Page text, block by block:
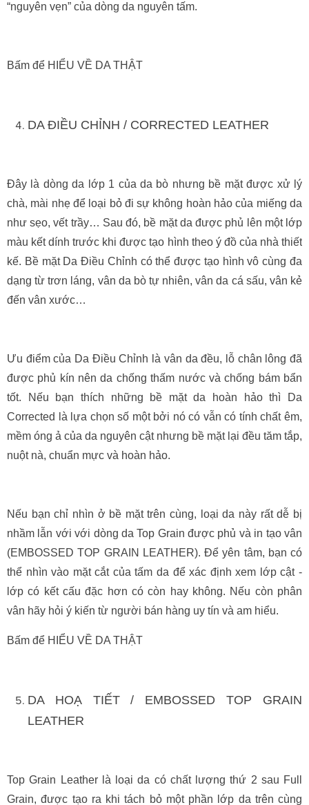
“nguyên vẹn” của dòng da nguyên tấm.
Bấm để HIỂU VỀ DA THẬT
DA ĐIỀU CHỈNH / CORRECTED LEATHER
Đây là dòng da lớp 1 của da bò nhưng bề mặt được xử lý
chà, mài nhẹ để loại bỏ đi sự không hoàn hảo của miếng da
như sẹo, vết trầy… Sau đó, bề mặt da được phủ lên một lớp
màu kết dính trước khi được tạo hình theo ý đồ của nhà thiết
kế. Bề mặt Da Điều Chỉnh có thể được tạo hình vô cùng đa
dạng từ trơn láng, vân da bò tự nhiên, vân da cá sấu, vân kẻ
đến vân xước…
Ưu điểm của Da Điều Chỉnh là vân da đều, lỗ chân lông đã
được phủ kín nên da chống thấm nước và chống bám bẩn
tốt. Nếu bạn thích những bề mặt da hoàn hảo thì Da
Corrected là lựa chọn số một bởi nó có vẫn có tính chất êm,
mềm óng ả của da nguyên cật nhưng bề mặt lại đều tăm tắp,
nuột nà, chuẩn mực và hoàn hảo.
Nếu bạn chỉ nhìn ở bề mặt trên cùng, loại da này rất dễ bị
nhầm lẫn với với dòng da Top Grain được phủ và in tạo vân
(EMBOSSED TOP GRAIN LEATHER). Để yên tâm, bạn có
thể nhìn vào mặt cắt của tấm da để xác định xem lớp cật -
lớp có kết cấu đặc hơn có còn hay không. Nếu còn phân
vân hãy hỏi ý kiến từ người bán hàng uy tín và am hiểu.
Bấm để HIỂU VỀ DA THẬT
DA HOẠ TIẾT / EMBOSSED TOP GRAIN
LEATHER
Top Grain Leather là loại da có chất lượng thứ 2 sau Full
Grain, được tạo ra khi tách bỏ một phần lớp da trên cùng